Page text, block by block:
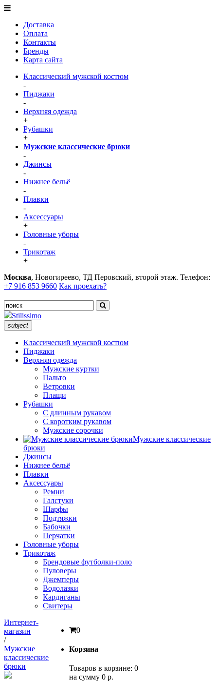
Доставка
Оплата
Контакты
Бренды
Карта сайта
Классический мужской костюм
-
Пиджаки
-
Верхняя одежда
+
Рубашки
+
Мужские классические брюки
-
Джинсы
-
Нижнее бельё
-
Плавки
-
Аксессуары
+
Головные уборы
-
Трикотаж
+
Москва, Новогиреево, ТД Перовский, второй этаж. Телефон:
+7 916 853 9660 Как проехать?
Stilissimo
subject
Классический мужской костюм
Пиджаки
Верхняя одежда
Мужские куртки
Пальто
Ветровки
Плащи
Рубашки
С длинным рукавом
С коротким рукавом
Мужские сорочки
Мужские классические
брюки
Джинсы
Нижнее бельё
Плавки
Аксессуары
Ремни
Галстуки
Шарфы
Подтяжки
Бабочки
Перчатки
Головные уборы
Трикотаж
Брендовые футболки-поло
Пуловеры
Джемперы
Водолазки
Кардиганы
Свитеры
0
Корзина
Товаров в корзине: 0
на сумму 0 р.
Интернет-
магазин
/
Мужские
классические
брюки